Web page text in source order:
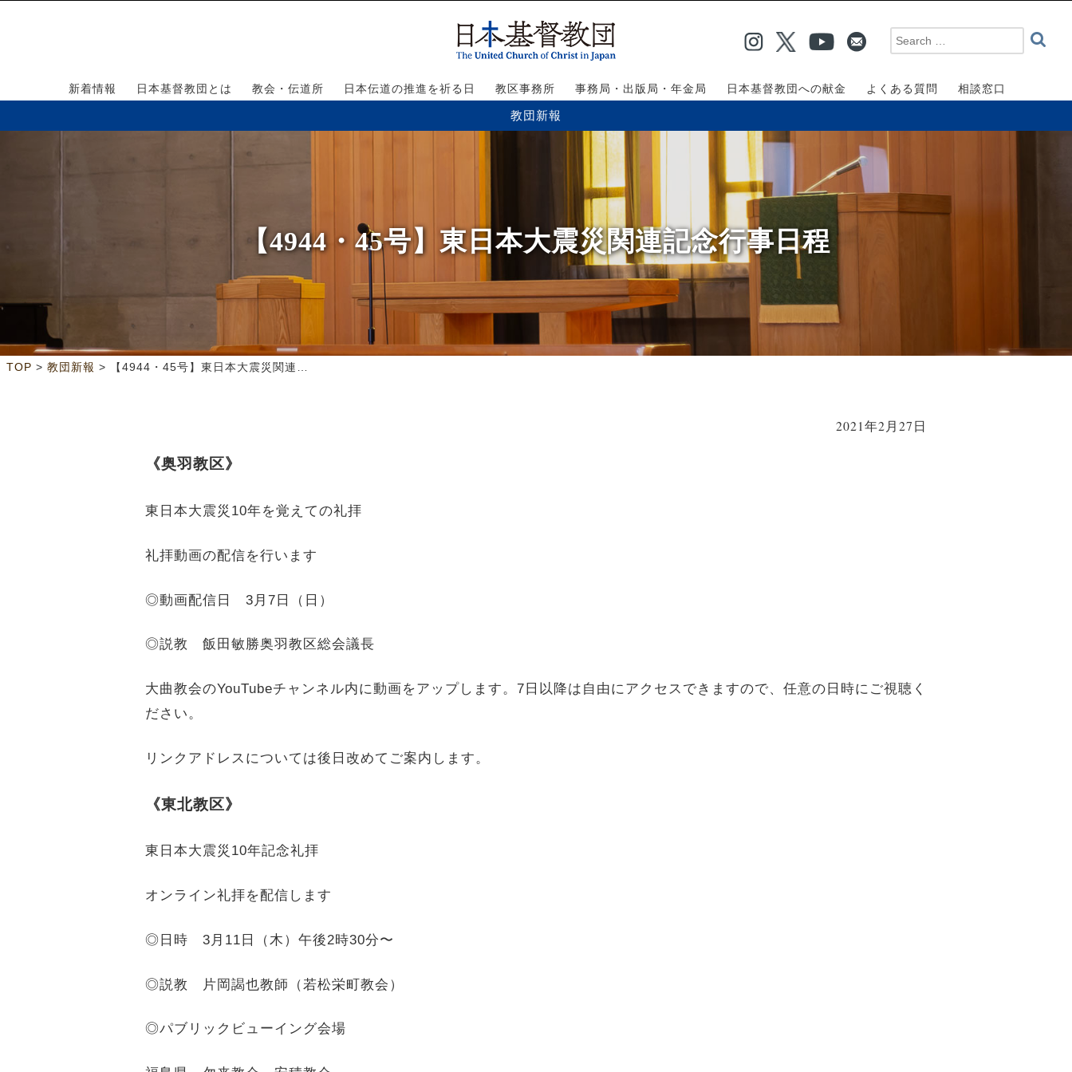
新着情報 日本基督教団とは 教会・伝道所 日本伝道の推進を祈る日 教区事務所 事務局・出版局・年金局 日本基督教団への献金 よくある質問 相談窓口
教団新報
【4944・45号】東日本大震災関連記念行事日程
TOP > 教団新報 > 【4944・45号】東日本大震災関連記念行事日程
2021年2月27日
《奥羽教区》
東日本大震災10年を覚えての礼拝
礼拝動画の配信を行います
◎動画配信日 3月7日（日）
◎説教 飯田敏勝奥羽教区総会議長
大曲教会のYouTubeチャンネル内に動画をアップします。7日以降は自由にアクセスできますので、任意の日時にご視聴く
ださい。
リンクアドレスについては後日改めてご案内します。
《東北教区》
東日本大震災10年記念礼拝
オンライン礼拝を配信します
◎日時 3月11日（木）午後2時30分〜
◎説教 片岡謁也教師（若松栄町教会）
◎パブリックビューイング会場